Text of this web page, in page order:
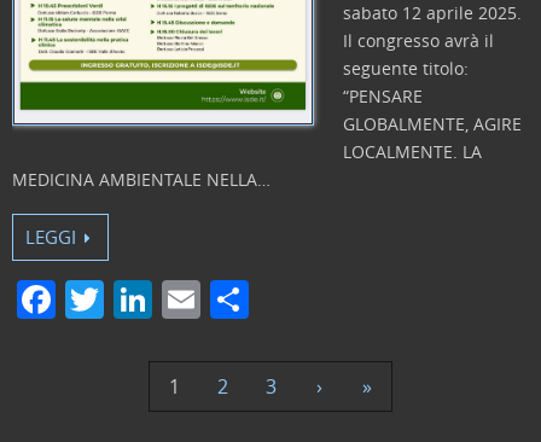
sabato 12 aprile 2025.
Il congresso avrà il
seguente titolo:
“PENSARE
GLOBALMENTE, AGIRE
LOCALMENTE. LA
MEDICINA AMBIENTALE NELLA…
LEGGI
F T Li
k
e
E
ai
l
n
di
1 2 3 › »